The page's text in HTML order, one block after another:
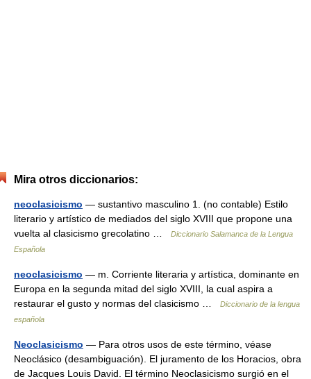
Mira otros diccionarios:
neoclasicismo — sustantivo masculino 1. (no contable) Estilo
literario y artístico de mediados del siglo XVIII que propone una
vuelta al clasicismo grecolatino …
Diccionario Salamanca de la Lengua
Española
neoclasicismo — m. Corriente literaria y artística, dominante en
Europa en la segunda mitad del siglo XVIII, la cual aspira a
restaurar el gusto y normas del clasicismo …
Diccionario de la lengua
española
Neoclasicismo — Para otros usos de este término, véase
Neoclásico (desambiguación). El juramento de los Horacios, obra
de Jacques Louis David. El término Neoclasicismo surgió en el